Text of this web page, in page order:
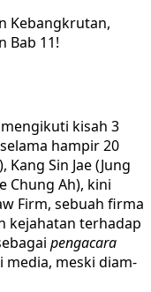
Kebangkrutan,
Bab 11!
kisah 3
hampir 20
Kang Sin Jae (Jung
Chung Ah), kini
Firm, sebuah firma
kejahatan terhadap
pengacara
meski diam-